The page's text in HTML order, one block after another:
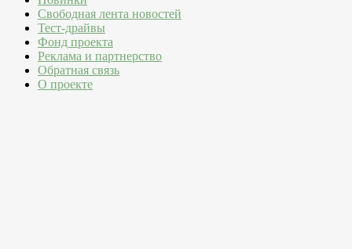
Свободная лента новостей
Тест-драйвы
Фонд проекта
Реклама и партнерство
Обратная связь
О проекте